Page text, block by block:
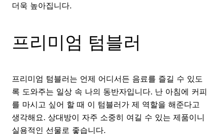
더욱 높아집니다.
프리미엄 텀블러
프리미엄 텀블러는 언제 어디서든 음료를 즐길 수 있도
록 도와주는 일상 속 나의 동반자입니다. 난 아침에 커피
를 마시고 싶어 할 때 이 텀블러가 제 역할을 해준다고
생각해요. 상대방이 자주 소중히 여길 수 있는 제품이니
실용적인 선물로 좋습니다.